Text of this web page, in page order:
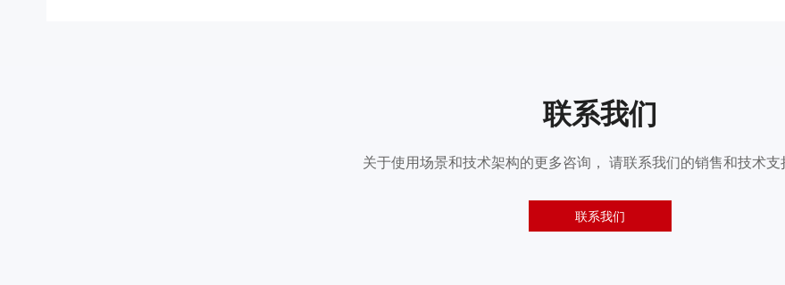
联系我们
关于使用场景和技术架构的更多咨询， 请联系我们的销售和技术支
联系我们